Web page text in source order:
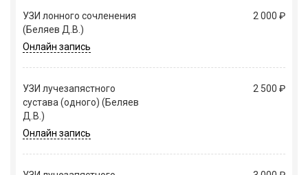
УЗИ лонного сочленения
(Беляев Д.В.)
2 000 ₽
Онлайн запись
УЗИ лучезапястного
сустава (одного) (Беляев
Д.В.)
2 500 ₽
Онлайн запись